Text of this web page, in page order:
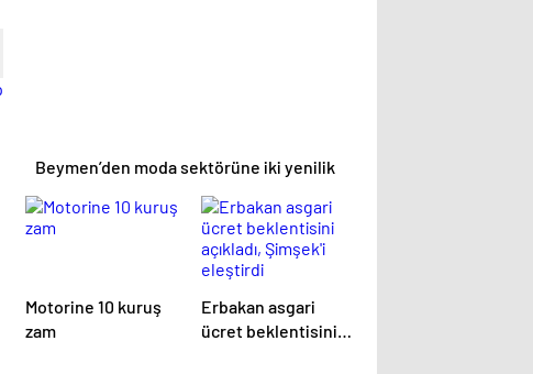
Beymen’den moda sektörüne iki yenilik
Motorine 10 kuruş
zam
Erbakan asgari
ücret beklentisini